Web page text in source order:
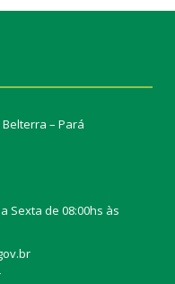
Belterra – Pará
Sexta de 08:00hs às
r